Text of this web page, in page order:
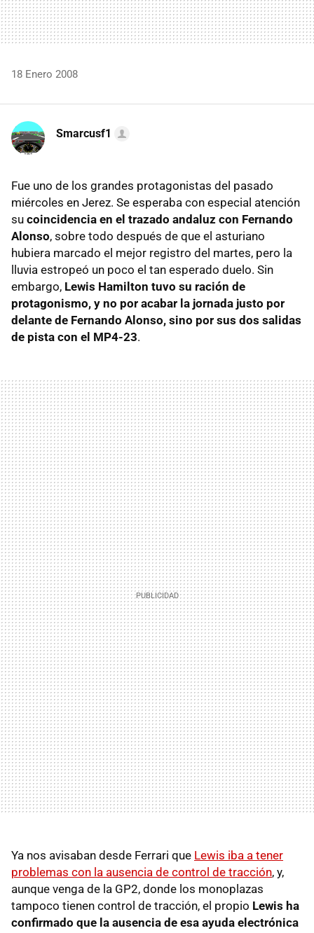
18 Enero 2008
Smarcusf1
Fue uno de los grandes protagonistas del pasado
miércoles en Jerez. Se esperaba con especial atención
su coincidencia en el trazado andaluz con Fernando
Alonso, sobre todo después de que el asturiano
hubiera marcado el mejor registro del martes, pero la
lluvia estropeó un poco el tan esperado duelo. Sin
embargo, Lewis Hamilton tuvo su ración de
protagonismo, y no por acabar la jornada justo por
delante de Fernando Alonso, sino por sus dos salidas
de pista con el MP4-23.
Ya nos avisaban desde Ferrari que Lewis iba a tener
problemas con la ausencia de control de tracción, y,
aunque venga de la GP2, donde los monoplazas
tampoco tienen control de tracción, el propio Lewis ha
confirmado que la ausencia de esa ayuda electrónica